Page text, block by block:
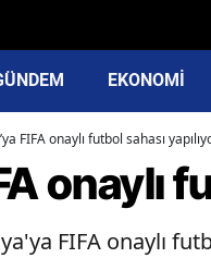
EKONOMİ
FIFA onaylı futbol sahası
onaylı
FIFA onaylı